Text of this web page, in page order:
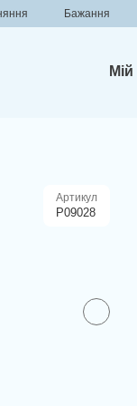
Бажання
Артикул
P09028